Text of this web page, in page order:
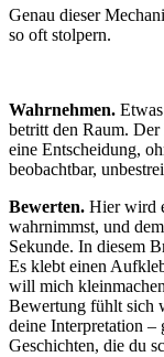
Genau dieser
so oft stolpern.
Wahrnehmen.
betritt den Raum.
eine Entscheidung,
beobachtbar,
Bewerten. Hier wird
wahrnimmst, und
Sekunde. In diesem
Es klebt einen
will mich
Bewertung fühlt sich
deine Interpretation –
Geschichten, die du